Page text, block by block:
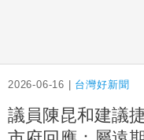
2026-06-16 | 台灣好新聞
議員陳昆和建議